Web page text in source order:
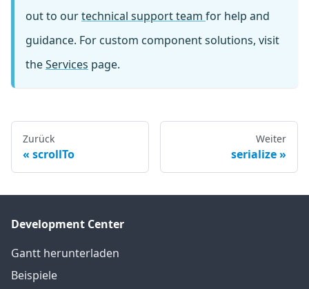
out to ourtechnical support team for help and
guidance. For custom component solutions, visit
theServices page.
Zurück
scrollTo
Weiter
serialize
Development Center
Gantt herunterladen
Beispiele